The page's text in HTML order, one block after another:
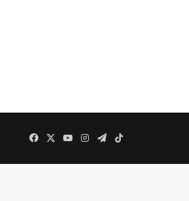
Facebook
X YouTubeInstagram
Telegram
TikTok